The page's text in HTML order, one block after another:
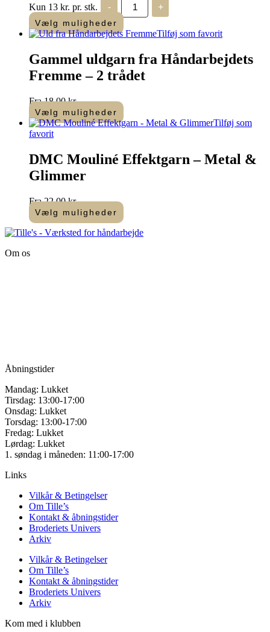
Kun 13 kr. pr. stk. -
Wool
-
Uldgarn
antal
+
Vælg muligheder
Tilføj som favorit
Gammel uldgarn fra Håndarbejdets
Fremme – 2 trådet
Fra18,00kr.
Vælg muligheder
Dette
vare
flere
varianter.
Mulighederne
vælges
på
varesiden
Tilføj som
favorit
DMC Mouliné Effektgarn – Metal &
Glimmer
Fra22,00kr.
Vælg muligheder
Dette
vare
flere
Om os
Åbningstider
Mandag: Lukket
Tirsdag: 13:00-17:00
Onsdag: Lukket
Torsdag: 13:00-17:00
Fredag: Lukket
Lørdag: Lukket
1. søndag i måneden: 11:00-17:00
Links
Vilkår & Betingelser
Om Tille’s
Kontakt & åbningstider
Broderiets Univers
Arkiv
Vilkår & Betingelser
Om Tille’s
Kontakt & åbningstider
Broderiets Univers
Arkiv
Kom med i klubben